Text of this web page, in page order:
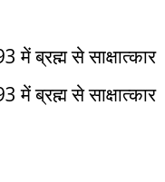
ब्रह्म से साक्षात्कार
ब्रह्म से साक्षात्कार